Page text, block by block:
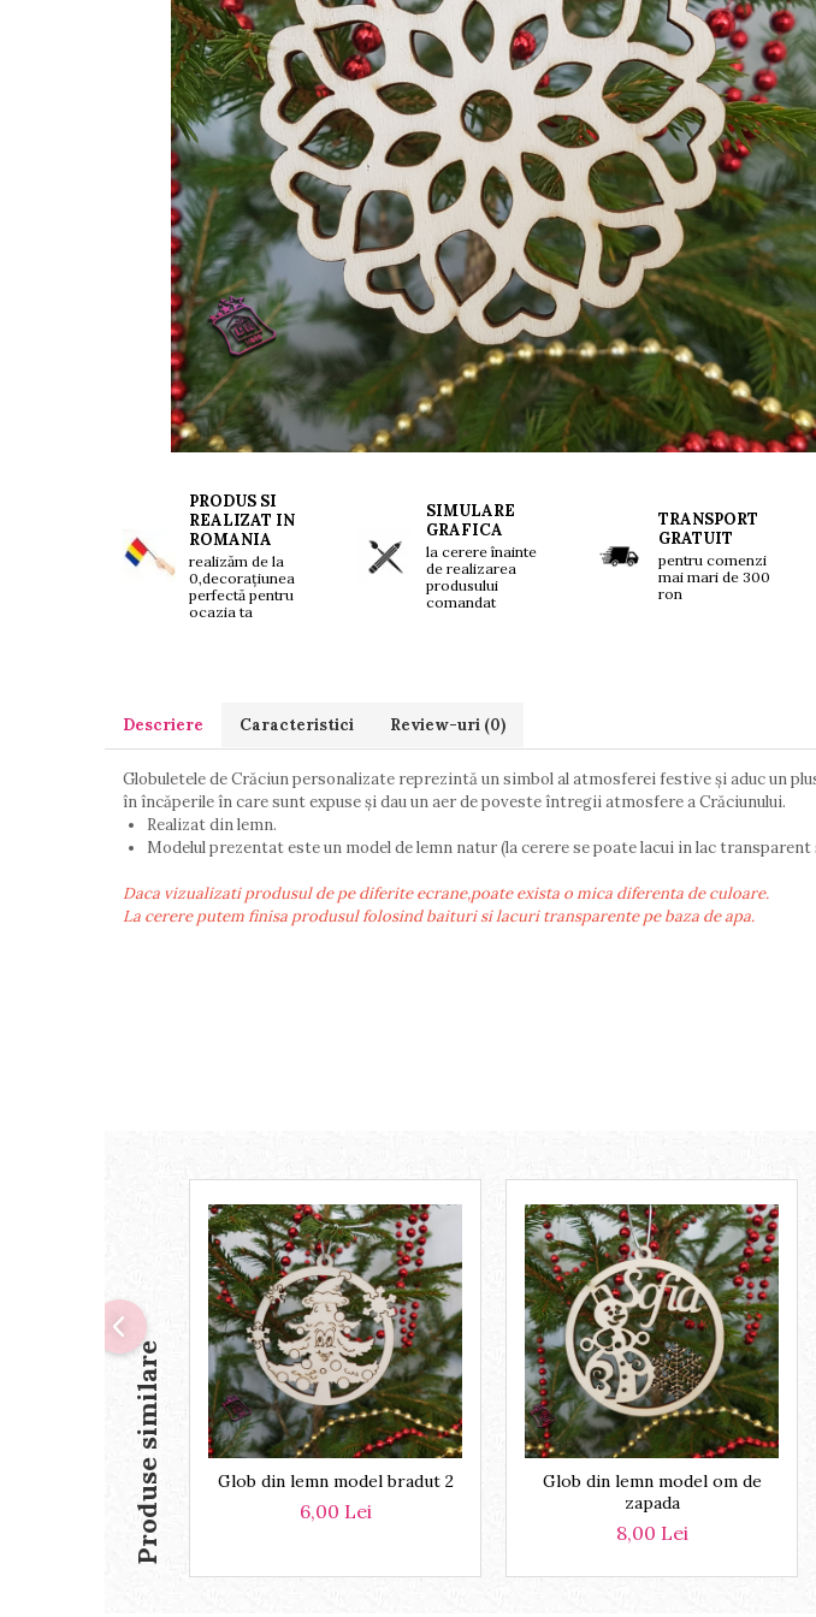
Rame foto pentru ecografie
Rame foto personalizate
Ceasuri cu rama foto
Ceasuri de perete animalute
Brelocuri personalizate
PRODUS SI
REALIZAT IN
ROMANIA
realizăm de la
0,decorațiunea
perfectă pentru
ocazia ta
SIMULARE
GRAFICA
la cerere înainte
de realizarea
produsului
comandat
TRANSPORT
GRATUIT
pentru comenzi
mai mari de 300
ron
Descriere Caracteristici Review-uri (0)
Globuletele de Crăciun personalizate reprezintă un simbol al atmosferei festive și aduc un
în încăperile în care sunt expuse și dau un aer de poveste întregii atmosfere a Crăciunului.
Realizat din lemn.
Modelul prezentat este un model de lemn natur (la cerere se poate lacui in lac transparent
Daca vizualizati produsul de pe diferite ecrane,poate exista o mica diferenta de culoare.
La cerere putem finisa produsul folosind baituri si lacuri transparente pe baza de apa.
Produse similare Glob din lemn model bradut 2
6,00 Lei
Glob din lemn model om de
zapada
8,00 Lei